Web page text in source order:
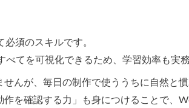
須のスキルです。
べてを可視化できるため、学習効率も実
んが、毎日の制作で使ううちに自然と慣
作を確認する力」も身につけることで、